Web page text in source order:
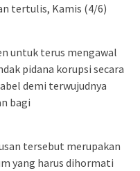
tertulis, Kamis (4/6)
untuk terus mengawal
pidana korupsi secara
demi terwujudnya
bagi
tersebut merupakan
yang harus dihormati